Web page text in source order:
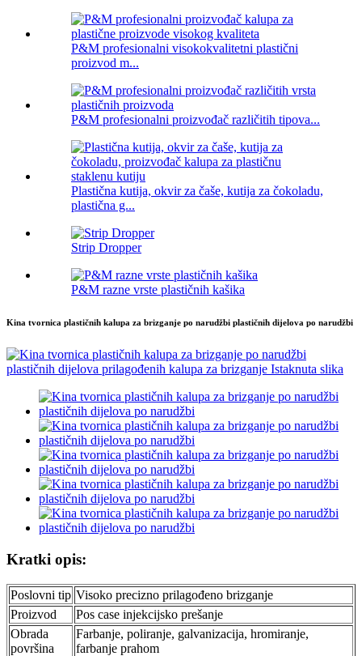
P&M profesionalni visokokvalitetni plastični
proizvod m...
P&M profesionalni proizvođač različitih tipova...
Plastična kutija, okvir za čaše, kutija za čokoladu,
plastična g...
Strip Dropper
P&M razne vrste plastičnih kašika
Kina tvornica plastičnih kalupa za brizganje po narudžbi plastičnih dijelova po narudžbi
Kratki opis:
Poslovni tip Visoko precizno prilagođeno brizganje
Proizvod
Pos case injekcijsko prešanje
Obrada
površina
Farbanje, poliranje, galvanizacija, hromiranje,
farbanje prahom